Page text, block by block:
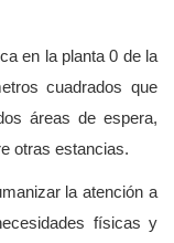
en la planta 0 de la
cuadrados que
áreas de espera,
otras estancias.
la atención a
físicas y